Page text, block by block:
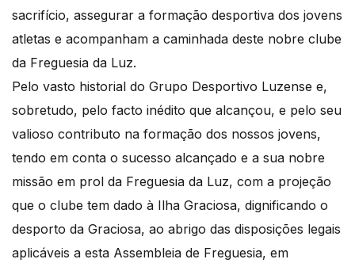
sacrifício, assegurar a formação desportiva dos jovens
atletas e acompanham a caminhada deste nobre clube
da Freguesia da Luz.
Pelo vasto historial do Grupo Desportivo Luzense e,
sobretudo, pelo facto inédito que alcançou, e pelo seu
valioso contributo na formação dos nossos jovens,
tendo em conta o sucesso alcançado e a sua nobre
missão em prol da Freguesia da Luz, com a projeção
que o clube tem dado à Ilha Graciosa, dignificando o
desporto da Graciosa, ao abrigo das disposições legais
aplicáveis a esta Assembleia de Freguesia, em